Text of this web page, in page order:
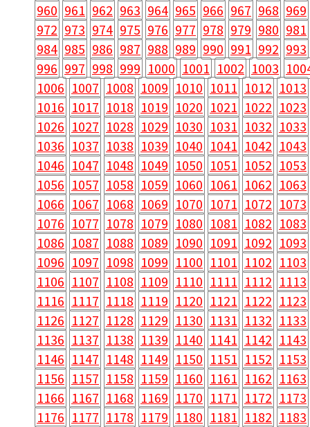
960 961 962 963 964 965 966 967 968 969
972 973 974 975 976 977 978 979 980 981
984 985 986 987 988 989 990 991 992 993
996 997 998 999 1000 1001 1002 1003
1006 1007 1008 1009 1010 1011 1012 1013
1016 1017 1018 1019 1020 1021 1022 1023
1026 1027 1028 1029 1030 1031 1032 1033
1036 1037 1038 1039 1040 1041 1042 1043
1046 1047 1048 1049 1050 1051 1052 1053
1056 1057 1058 1059 1060 1061 1062 1063
1066 1067 1068 1069 1070 1071 1072 1073
1076 1077 1078 1079 1080 1081 1082 1083
1086 1087 1088 1089 1090 1091 1092 1093
1096 1097 1098 1099 1100 1101 1102 1103
1106 1107 1108 1109 1110 1111 1112 1113
1116 1117 1118 1119 1120 1121 1122 1123
1126 1127 1128 1129 1130 1131 1132 1133
1136 1137 1138 1139 1140 1141 1142 1143
1146 1147 1148 1149 1150 1151 1152 1153
1156 1157 1158 1159 1160 1161 1162 1163
1166 1167 1168 1169 1170 1171 1172 1173
1176 1177 1178 1179 1180 1181 1182 1183